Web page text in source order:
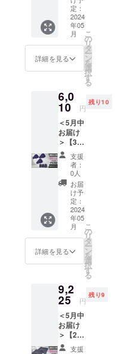
いま
す。
5,090円
(税込・
送料込)
※生産状
況によ
り商品
能性が
ござい
ます。
※仕様・
デザイ
ンに若
干の修
正が入
る場合
がござ
いま
す。
XPAND
PACK
自転
車カ
バー ▼
お届け
内容
XPAND
個（自
転車カ
バー＋
収納
ケー
ス） 一
般販売
予定価
5,990円
(税込)
5,390円
(税込・
送料込)
※生産状
況によ
れる可
能性が
ござい
ます。
※仕様・
デザイ
ンに若
定：
2024
年05
月
詳細を見る
こ
の
リ
タ
ー
ン
を
選
択
す
る
6,0
10 円
残り10
＜5月中
お届け
＞【3個
セット
割】
33％OF
F
XPAND
PACK
サド
ルカ
バー ▼
お届け
内容
XPAND
PACK 3
ドルカ
バー＋
収納
ケー
ス）
【限定
10個】
支援
者：
0人
お届
け予
定：
2024
年05
月
詳細を見る
こ
の
リ
タ
ー
ン
を
選
択
す
る
9,2
25 円
残り9
＜5月中
お届け
＞【2個
セット
支援